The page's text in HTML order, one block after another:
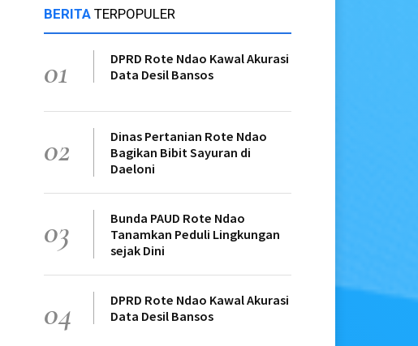
BERITA TERPOPULER
01
DPRD Rote Ndao Kawal Akurasi
Data Desil Bansos
02
Dinas Pertanian Rote Ndao
Bagikan Bibit Sayuran di
Daeloni
03
Bunda PAUD Rote Ndao
Tanamkan Peduli Lingkungan
sejak Dini
04
DPRD Rote Ndao Kawal Akurasi
Data Desil Bansos